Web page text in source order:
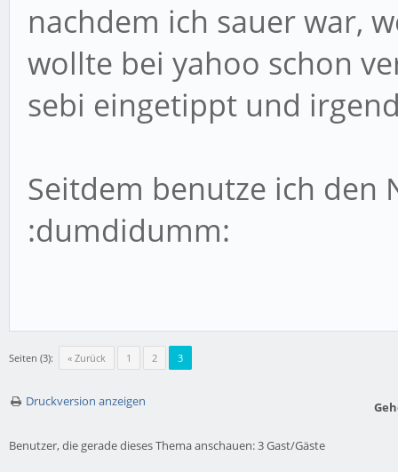
nachdem ich sauer war,
wollte bei yahoo schon
sebi eingetippt und
Seitdem benutze ich den
:dumdidumm:
Seiten (3): « Zurück 1 2 3
Druckversion anzeigen
Benutzer, die gerade dieses Thema anschauen: 3 Gast/Gäste